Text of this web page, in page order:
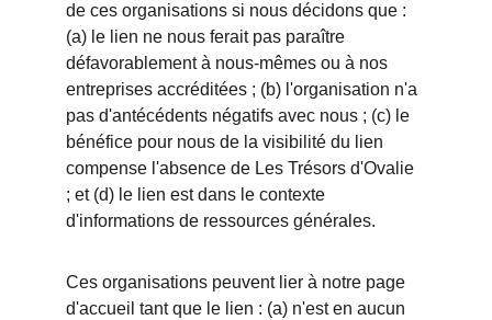
de ces organisations si nous décidons que :
(a) le lien ne nous ferait pas paraître
défavorablement à nous-mêmes ou à nos
entreprises accréditées ; (b) l'organisation n'a
pas d'antécédents négatifs avec nous ; (c) le
bénéfice pour nous de la visibilité du lien
compense l'absence de Les Trésors d'Ovalie
; et (d) le lien est dans le contexte
d'informations de ressources générales.
Ces organisations peuvent lier à notre page
d'accueil tant que le lien : (a) n'est en aucun